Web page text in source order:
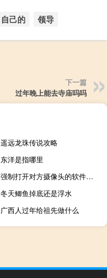
自己的 领导
下一篇
过年晚上能去寺庙吗吗
遥远龙珠传说攻略
东洋是指哪里
强制打开对方摄像头的软件手机版（强制打开摄像头软件）
冬天鲫鱼掉底还是浮水
广西人过年给祖先做什么